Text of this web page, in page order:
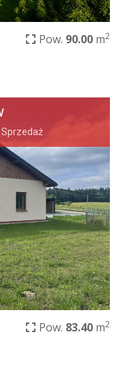
Pow. 90.00 m2
Pow. 83.40 m2